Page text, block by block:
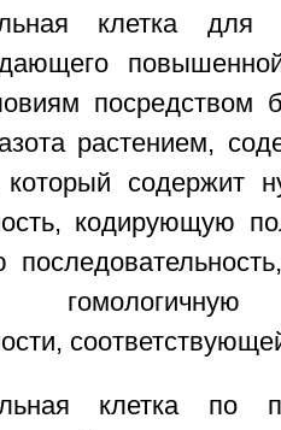
клетка для
посредством
растением,
который содержит
кодирующую
клетка по